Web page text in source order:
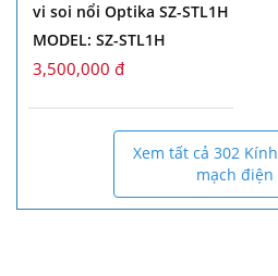
vi soi nổi Optika SZ-STL1H
MODEL: SZ-STL1H
3,500,000 đ
Xem tất cả 302
mạch điện